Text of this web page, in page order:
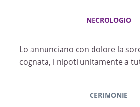
Lo annunciano con dolore la
cognata, i nipoti unitamente a